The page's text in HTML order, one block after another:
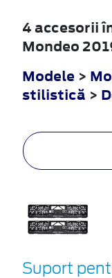
4 accesorii
Mondeo
Modele >
stilistică >
Suport